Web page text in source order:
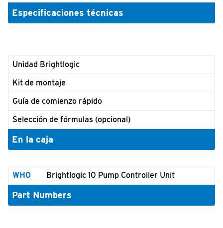
Especificaciones técnicas
Unidad Brightlogic
Kit de montaje
Guía de comienzo rápido
Selección de fórmulas (opcional)
En la caja
WH0 Brightlogic 10 Pump Controller Unit
Part Numbers